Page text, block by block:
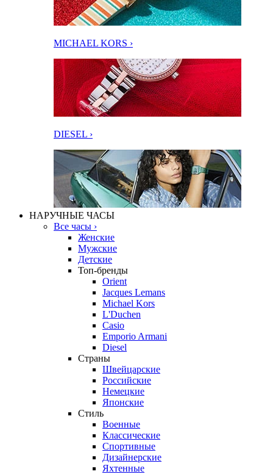
MICHAEL KORS ›
DIESEL ›
НАРУЧНЫЕ ЧАСЫ
Все часы ›
Женские
Мужские
Детские
Топ-бренды
Orient
Jacques Lemans
Michael Kors
L'Duchen
Casio
Emporio Armani
Diesel
Страны
Швейцарские
Российские
Немецкие
Японские
Стиль
Военные
Классические
Спортивные
Дизайнерские
Яхтенные